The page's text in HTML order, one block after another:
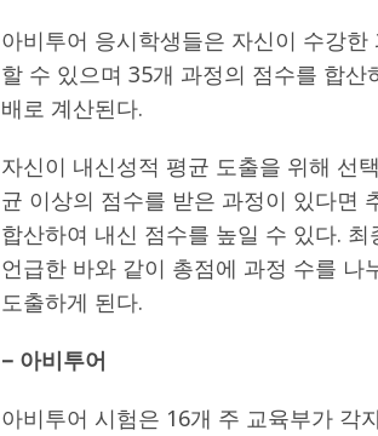
아비투어 응시학생들은 자신이 수강
할 수 있으며 35개 과정의 점수를 합
배로 계산된다.
자신이 내신성적 평균 도출을 위해 선
균 이상의 점수를 받은 과정이 있다면
합산하여 내신 점수를 높일 수 있다.
언급한 바와 같이 총점에 과정 수를
도출하게 된다.
– 아비투어
아비투어 시험은 16개 주 교육부가 각